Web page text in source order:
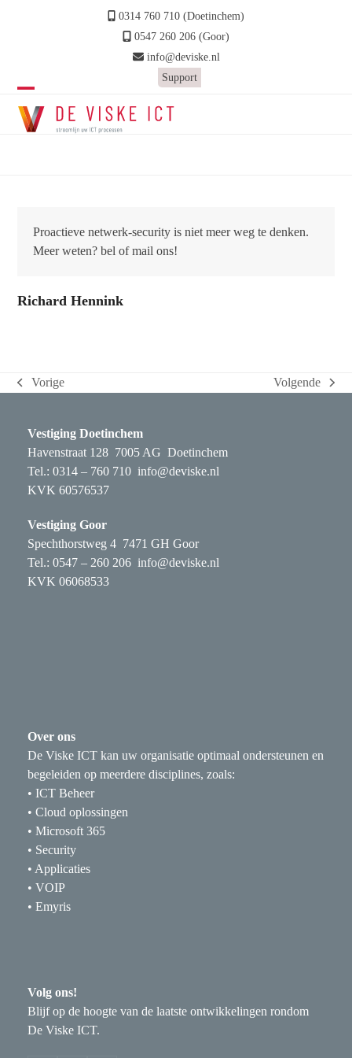
0314 760 710 (Doetinchem)
0547 260 206 (Goor)
info@deviske.nl
Support
Open
mobile
Close
mobile
Proactieve netwerk-security is niet meer weg te denken.
Meer weten? bel of mail ons!
Richard Hennink
previous
Vorige
next
Volgende
Vestiging Doetinchem
Havenstraat 128 7005 AG Doetinchem
Tel.: 0314 – 760 710 info@deviske.nl
KVK 60576537
Vestiging Goor
Spechthorstweg 4 7471 GH Goor
Tel.: 0547 – 260 206 info@deviske.nl
KVK 06068533
Over ons
De Viske ICT kan uw organisatie optimaal ondersteunen en
begeleiden op meerdere disciplines, zoals:
• ICT Beheer
• Cloud oplossingen
• Microsoft 365
• Security
• Applicaties
• VOIP
• Emyris
Volg ons!
Blijf op de hoogte van de laatste ontwikkelingen rondom
De Viske ICT.